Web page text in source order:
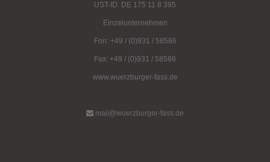
UST-ID: DE 175 11 8 395
Einzelunternehmen
Fon: +49 / (0)931 / 58586
Fax: +49 / (0)931 / 58586
www.wuerzburger-fass.de
mail@wuerzburger-fass.de